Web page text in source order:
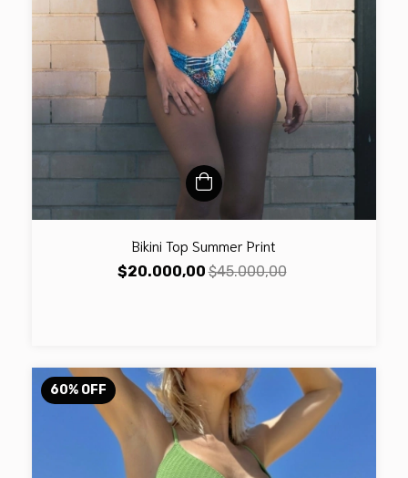
Bikini Top Summer Print
$20.000,00$45.000,00
60% OFF